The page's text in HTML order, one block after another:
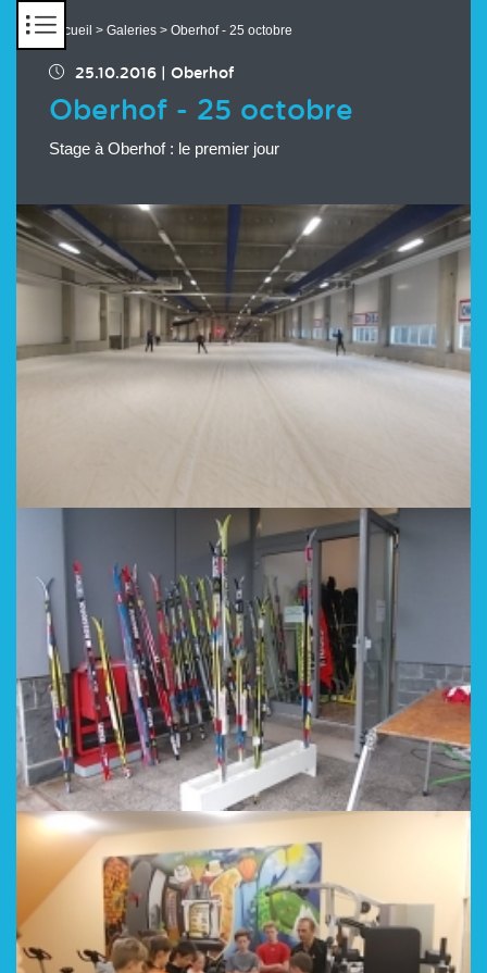
Accueil > Galeries > Oberhof - 25 octobre
25.10.2016 Oberhof
Oberhof - 25 octobre
Stage à Oberhof : le premier jour
Chargement des images en cours...